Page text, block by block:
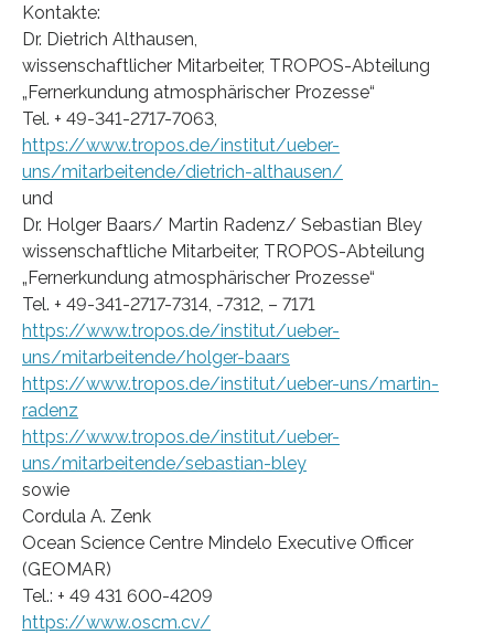
Kontakte:
Dr. Dietrich Althausen,
wissenschaftlicher Mitarbeiter, TROPOS-Abteilung
„Fernerkundung atmosphärischer Prozesse“
Tel. + 49-341-2717-7063,
https://www.tropos.de/institut/ueber-
uns/mitarbeitende/dietrich-althausen/
und
Dr. Holger Baars/ Martin Radenz/ Sebastian Bley
wissenschaftliche Mitarbeiter, TROPOS-Abteilung
„Fernerkundung atmosphärischer Prozesse“
Tel. + 49-341-2717-7314, -7312, – 7171
https://www.tropos.de/institut/ueber-
uns/mitarbeitende/holger-baars
https://www.tropos.de/institut/ueber-uns/martin-
radenz
https://www.tropos.de/institut/ueber-
uns/mitarbeitende/sebastian-bley
sowie
Cordula A. Zenk
Ocean Science Centre Mindelo Executive Officer
(GEOMAR)
Tel.: + 49 431 600-4209
https://www.oscm.cv/